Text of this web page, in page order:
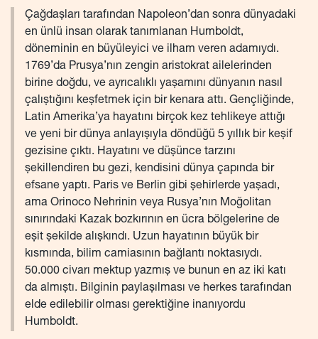
Çağdaşları tarafından Napoleon’dan sonra dünyadaki
en ünlü insan olarak tanımlanan Humboldt,
döneminin en büyüleyici ve ilham veren adamıydı.
1769’da Prusya’nın zengin aristokrat ailelerinden
birine doğdu, ve ayrıcalıklı yaşamını dünyanın nasıl
çalıştığını keşfetmek için bir kenara attı. Gençliğinde,
Latin Amerika’ya hayatını birçok kez tehlikeye attığı
ve yeni bir dünya anlayışıyla döndüğü 5 yıllık bir keşif
gezisine çıktı. Hayatını ve düşünce tarzını
şekillendiren bu gezi, kendisini dünya çapında bir
efsane yaptı. Paris ve Berlin gibi şehirlerde yaşadı,
ama Orinoco Nehrinin veya Rusya’nın Moğolitan
sınırındaki Kazak bozkırının en ücra bölgelerine de
eşit şekilde alışkındı. Uzun hayatının büyük bir
kısmında, bilim camiasının bağlantı noktasıydı.
50.000 civarı mektup yazmış ve bunun en az iki katı
da almıştı. Bilginin paylaşılması ve herkes tarafından
elde edilebilir olması gerektiğine inanıyordu
Humboldt.